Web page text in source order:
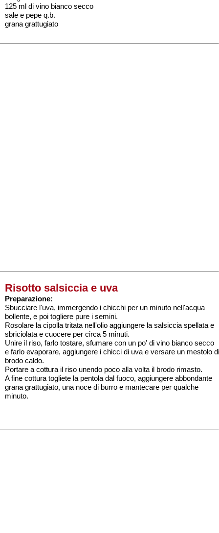
125 ml di vino bianco secco
sale e pepe q.b.
grana grattugiato
Risotto salsiccia e uva
Preparazione:
Sbucciare l'uva, immergendo i chicchi per un minuto nell'acqua
bollente, e poi togliere pure i semini.
Rosolare la cipolla tritata nell'olio aggiungere la salsiccia spellata e
sbriciolata e cuocere per circa 5 minuti.
Unire il riso, farlo tostare, sfumare con un po' di vino bianco secco
e farlo evaporare, aggiungere i chicci di uva e versare un mestolo di
brodo caldo.
Portare a cottura il riso unendo poco alla volta il brodo rimasto.
A fine cottura togliete la pentola dal fuoco, aggiungere abbondante
grana grattugiato, una noce di burro e mantecare per qualche
minuto.